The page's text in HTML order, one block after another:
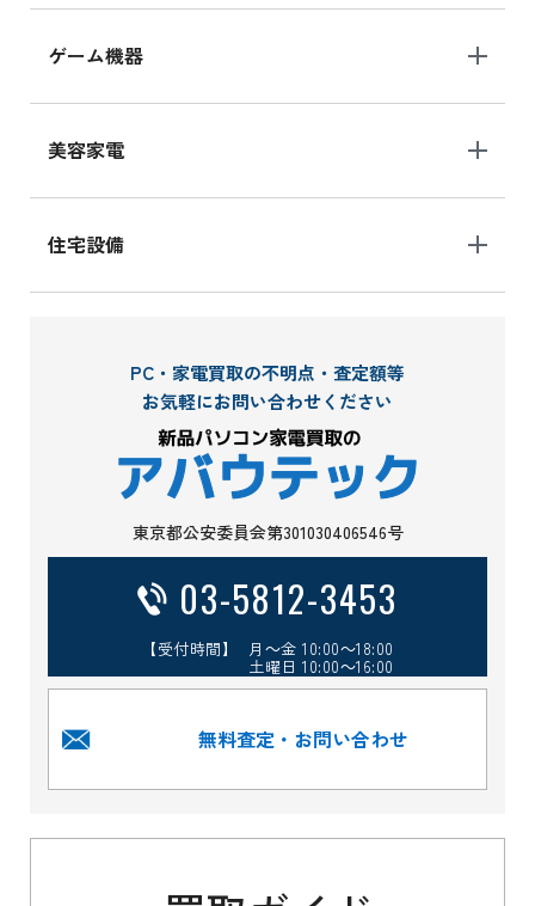
ゲーム機器
美容家電
住宅設備
PC・家電買取の不明点・査定額等
お気軽にお問い合わせください
東京都公安委員会第301030406546号
03-5812-3453
【受付時間】 月～金 10:00～18:00
土曜日 10:00～16:00
無料査定・お問い合わせ